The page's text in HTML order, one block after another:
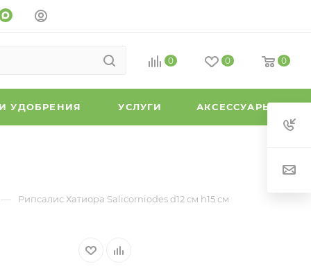
0 0 0
УДОБРЕНИЯ УСЛУГИ АКСЕССУАРЫ
— Рипсалис Хатиора Salicorniodes d12 см h15 см